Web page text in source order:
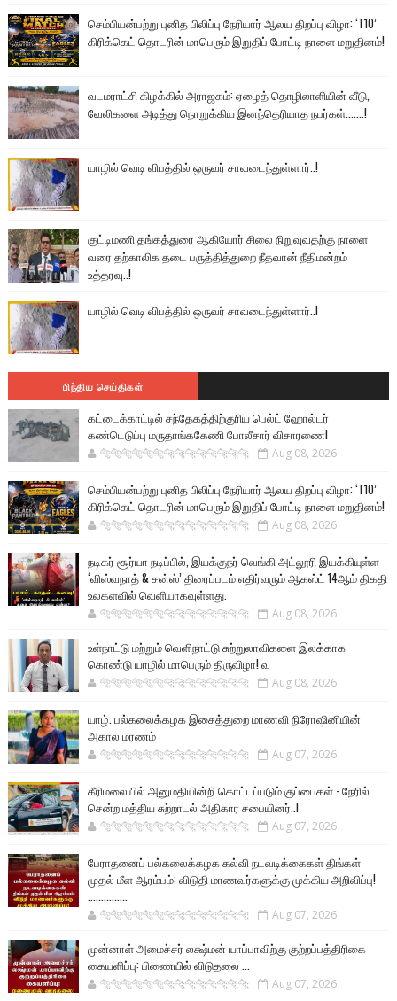
செம்பியன்பற்று புனித பிலிப்பு நேரியார் ஆலய திறப்பு விழா: ‘T10’
கிரிக்கெட் தொடரின் மாபெரும் இறுதிப் போட்டி நாளை மறுதினம்!
வடமராட்சி கிழக்கில் அராஜகம்: ஏழைத் தொழிலாளியின் வீடு,
வேலிகளை அடித்து நொறுக்கிய இனந்தெரியாத நபர்கள்.......!
யாழில் வெடி விபத்தில் ஒருவர் சாவடைந்துள்ளார்..!
குட்டிமணி தங்கத்துரை ஆகியோர் சிலை நிறுவுவதற்கு நாளை
வரை தற்காலிக தடை பருத்தித்துறை நீதவான் நீதிமன்றம்
உத்தரவு..!
யாழில் வெடி விபத்தில் ஒருவர் சாவடைந்துள்ளார்..!
பிந்திய செய்திகள்
கட்டைக்காட்டில் சந்தேகத்திற்குரிய பெல்ட் ஹோல்டர்
கண்டெடுப்பு மருதாங்ககேணி போலீசார் விசாரணை!
🐅🐅🐅🐅🐅🐅🐆🐆🐆🐆🐆🐆🐆🐆 Aug 08, 2026
செம்பியன்பற்று புனித பிலிப்பு நேரியார் ஆலய திறப்பு விழா: ‘T10’
கிரிக்கெட் தொடரின் மாபெரும் இறுதிப் போட்டி நாளை மறுதினம்!
🐅🐅🐅🐅🐅🐅🐆🐆🐆🐆🐆🐆🐆🐆 Aug 08, 2026
நடிகர் சூர்யா நடிப்பில், இயக்குநர் வெங்கி அட்லூரி இயக்கியுள்ள
‘விஸ்வநாத் & சன்ஸ்’ திரைப்படம் எதிர்வரும் ஆகஸ்ட் 14ஆம் திகதி
உலகளவில் வெளியாகவுள்ளது.
🐅🐅🐅🐅🐅🐅🐆🐆🐆🐆🐆🐆🐆🐆 Aug 08, 2026
உள்நாட்டு மற்றும் வெளிநாட்டு சுற்றுலாவிகளை இலக்காக
கொண்டு யாழில் மாபெரும் திருவிழா! வ
🐅🐅🐅🐅🐅🐅🐆🐆🐆🐆🐆🐆🐆🐆 Aug 08, 2026
யாழ். பல்கலைக்கழக இசைத்துறை மாணவி நிரோஷினியின்
அகால மரணம்
🐅🐅🐅🐅🐅🐅🐆🐆🐆🐆🐆🐆🐆🐆 Aug 07, 2026
கீரிமலையில் அனுமதியின்றி கொட்டப்படும் குப்பைகள் - நேரில்
சென்ற மத்திய சுற்றாடல் அதிகார சபையினர்..!
🐅🐅🐅🐅🐅🐅🐆🐆🐆🐆🐆🐆🐆🐆 Aug 07, 2026
பேராதனைப் பல்கலைக்கழக கல்வி நடவடிக்கைகள் திங்கள்
முதல் மீள ஆரம்பம்: விடுதி மாணவர்களுக்கு முக்கிய அறிவிப்பு!
...............
🐅🐅🐅🐅🐅🐅🐆🐆🐆🐆🐆🐆🐆🐆 Aug 07, 2026
முன்னாள் அமைச்சர் லக்ஷ்மன் யாப்பாவிற்கு குற்றப்பத்திரிகை
கையளிப்பு: பிணையில் விடுதலை ...
🐅🐅🐅🐅🐅🐅🐆🐆🐆🐆🐆🐆🐆🐆 Aug 07, 2026